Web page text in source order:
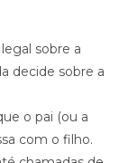
sobre a
decide sobre a
o pai (ou a
com o filho.